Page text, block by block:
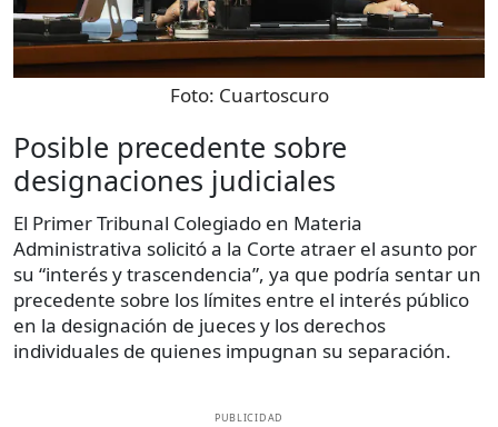
Foto: Cuartoscuro
Posible precedente sobre
designaciones judiciales
El Primer Tribunal Colegiado en Materia
Administrativa solicitó a la Corte atraer el asunto por
su “interés y trascendencia”, ya que podría sentar un
precedente sobre los límites entre el interés público
en la designación de jueces y los derechos
individuales de quienes impugnan su separación.
PUBLICIDAD